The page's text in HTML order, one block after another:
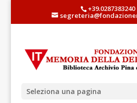
+39.0287383240
Seleziona una pagina